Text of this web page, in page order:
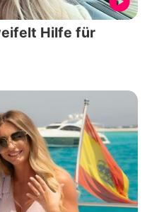
Hilfe für